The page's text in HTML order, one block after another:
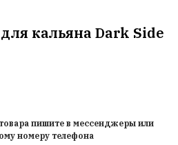
кальяна Dark Side
пишите в мессенджеры или
номеру телефона